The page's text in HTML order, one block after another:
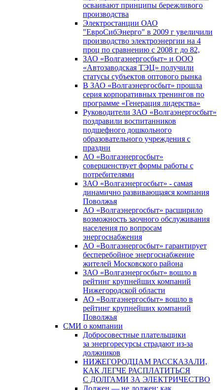
осваивают принципы бережливого
производства
Электростанции ОАО
"ЕвроСибЭнерго" в 2009 г увеличили
производство электроэнергии на 4
проц по сравнению с 2008 г до 82,
ЗАО «Волгаэнергосбыт» и ООО
«Автозаводская ТЭЦ» получили
статусы субъектов оптового рынка
В ЗАО «Волгаэнергосбыт» прошла
серия корпоративных тренингов по
программе «Генерация лидерства»
Руководители ЗАО «Волгаэнергосбыт»
поздравили воспитанников
подшефного дошкольного
образовательного учреждения с
праздни
АО «Волгаэнергосбыт»
совершенствует формы работы с
потребителями
ЗАО «Волгаэнергосбыт» - самая
динамично развивающаяся компания
Поволжья
АО «Волгаэнергосбыт» расширило
возможность заочного обслуживания
населения по вопросам
энергоснабжения
АО «Волгаэнергосбыт» гарантирует
бесперебойное энергоснабжение
жителей Московского района
ЗАО «Волгаэнергосбыт» вошло в
рейтинг крупнейших компаний
Нижегородской области
АО «Волгаэнергосбыт» вошло в
рейтинг крупнейших компаний
Поволжья
СМИ о компании
Добросовестные плательщики
за энергоресурсы страдают из-за
должников
НИЖЕГОРОДЦАМ РАССКАЗАЛИ,
КАК ЛЕГЧЕ РАСПЛАТИТЬСЯ
С ДОЛГАМИ ЗА ЭЛЕКТРИЧЕСТВО